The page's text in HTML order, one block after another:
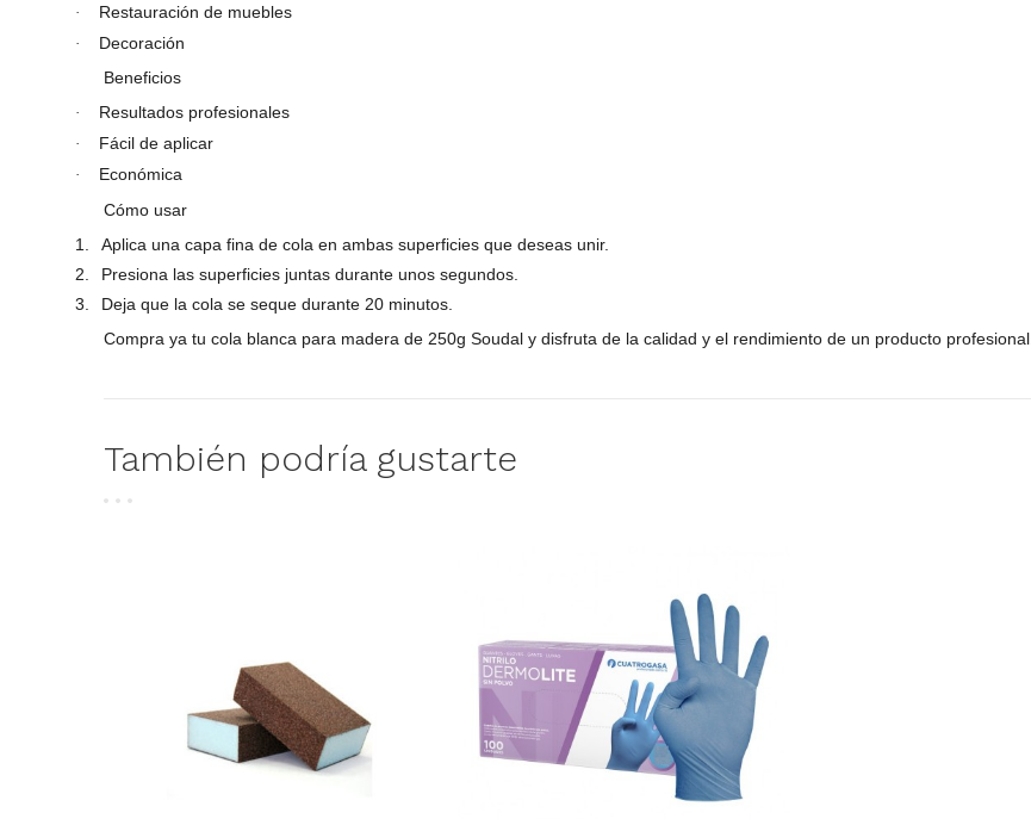
· Restauración de muebles
·
Decoración
Beneficios
· Resultados profesionales
· Fácil de aplicar
·
Económica
Cómo usar
1.
Aplica una capa fina de cola en ambas superficies que deseas unir.
2.
Presiona las superficies juntas durante unos segundos.
3.
Deja que la cola se seque durante 20 minutos.
Compra ya tu cola blanca para madera de 250g Soudal y disfruta de la calidad y el rendimiento de un producto profesional.
También podría gustarte